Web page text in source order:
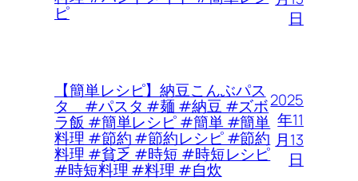
ピ
日
【簡単レシピ】納豆こんぶパス
タ #パスタ #麺 #納豆 #ズボ
ラ飯 #簡単レシピ #簡単 #簡単
料理 #節約 #節約レシピ #節約
料理 #貧乏 #時短 #時短レシピ
#時短料理 #料理 #自炊
2025
年11
月13
日